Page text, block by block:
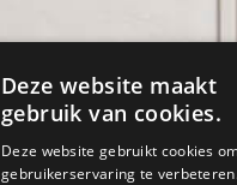
Deze website maakt
gebruik van cookies.
Deze website gebruikt cookies
gebruikerservaring te